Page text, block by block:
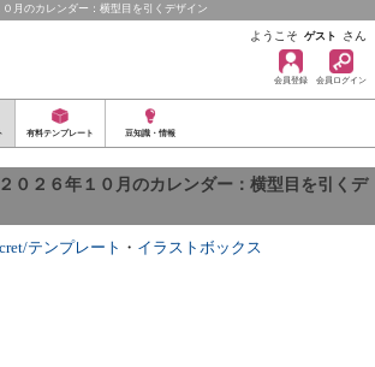
月のカレンダー：横型目を引くデザイン
ようこそ ゲスト さん
会員登録 会員ログイン
有料テンプレート 豆知識・情報
０２６年１０月のカレンダー：横型目を引くデ
テンプレート ・ イラストボックス